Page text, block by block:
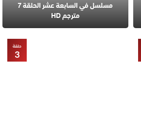
مسلسل في السابعة عشر الحلقة 7
مترجم HD
حلقة
3